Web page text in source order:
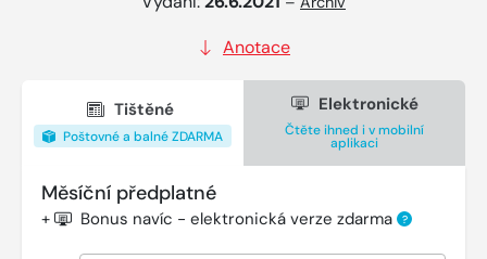
Anotace
Tištěné
Poštovné a balné ZDARMA
Elektronické
Čtěte ihned i v mobilní
aplikaci
Měsíční předplatné
+ Bonus navíc - elektronická verze zdarma ?